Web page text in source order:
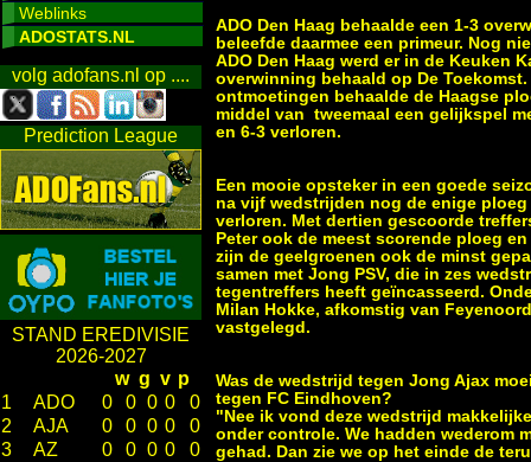
Weblinks
ADOSTATS.NL
volg adofans.nl op ....
Prediction League
STAND EREDIVISIE
2026-2027
w g v p
1
ADO 0 0 0 0
0
2
AJA 0 0 0 0
0
3
AZ 0 0 0 0
0
ADO Den Haag behaalde een 1-3
beleefde daarmee een primeur. Nog
ADO Den Haag werd er in de Keuken
overwinning behaald op De
ontmoetingen behaalde de Haagse
middel van tweemaal een gelijkspel
en 6-3 verloren.
Een mooie opsteker in een goede
na vijf wedstrijden nog de enige
verloren. Met dertien gescoorde
Peter ook de meest scorende ploeg
zijn de geelgroenen ook de minst
samen met Jong PSV, die in zes
tegentreffers heeft geïncasseerd.
Milan Hokke, afkomstig van
vastgelegd.
Was de wedstrijd tegen Jong Ajax
tegen FC Eindhoven?
"Nee ik vond deze wedstrijd
onder controle. We hadden wederom
gehad. Dan zie we op het einde de